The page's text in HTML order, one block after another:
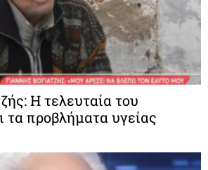
Η τελευταία του
τα προβλήματα υγείας